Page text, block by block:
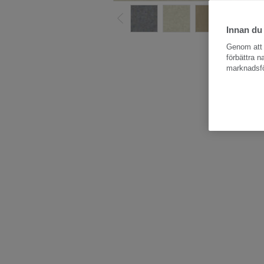
Hela
Innan
Genom
förbättra